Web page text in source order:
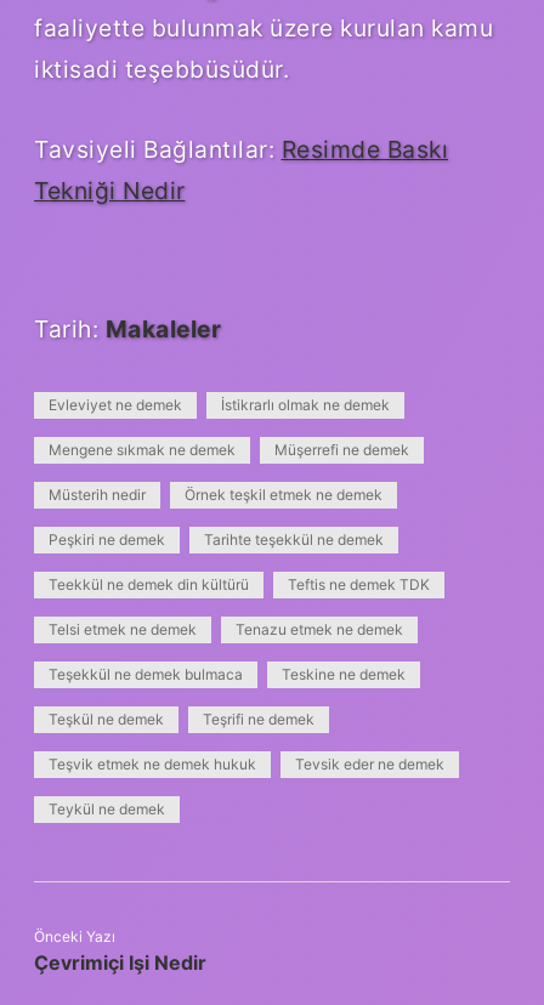
faaliyette bulunmak üzere kurulan kamu
iktisadi teşebbüsüdür.
Tavsiyeli Bağlantılar: Resimde Baskı
Tekniği Nedir
Tarih: Makaleler
Evleviyet ne demek İstikrarlı olmak ne demek
Mengene sıkmak ne demek Müşerrefi ne demek
Müsterih nedir Örnek teşkil etmek ne demek
Peşkiri ne demek Tarihte teşekkül ne demek
Teekkül ne demek din kültürü Teftis ne demek TDK
Telsi etmek ne demek Tenazu etmek ne demek
Teşekkül ne demek bulmaca Teskine ne demek
Teşkül ne demek Teşrifi ne demek
Teşvik etmek ne demek hukuk Tevsik eder ne demek
Teykül ne demek
Önceki Yazı
Çevrimiçi Işi Nedir